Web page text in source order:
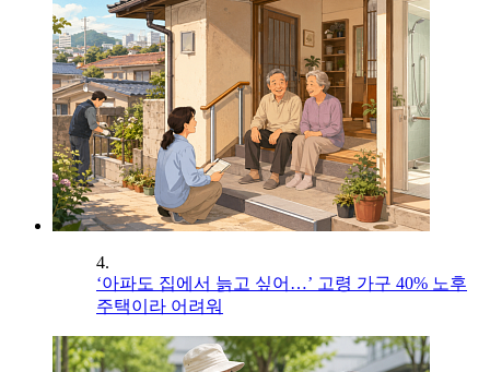
4.
‘아파도 집에서 늙고 싶어…’ 고령 가구 40% 노후
주택이라 어려워